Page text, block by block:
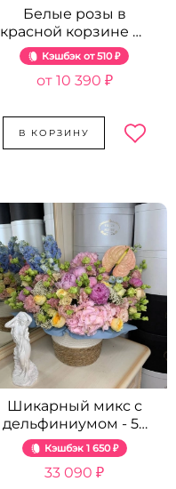
Белые розы в
красной корзине от
51 шт.
Кэшбэк 510 ₽
10 390 ₽
В КОРЗИНУ
Шикарный микс с
дельфиниумом - 53
шт.
Кэшбэк 1 650 ₽
33 090 ₽